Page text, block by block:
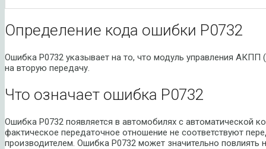
Определение кода ошибки P0732
Ошибка P0732 указывает на то, что модуль управления
на вторую передачу.
Что означает ошибка P0732
Ошибка P0732 появляется в автомобилях с автоматической
фактическое передаточное отношение не соответствуют
производителем. Ошибка P0732 может значительно повлиять